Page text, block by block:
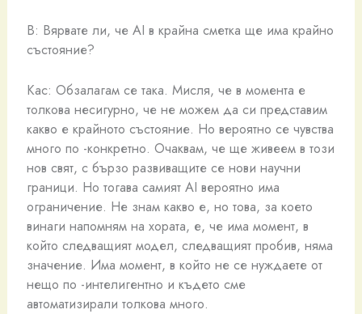
В: Вярвате ли, че AI в крайна сметка ще има крайно
състояние?
Кас: Обзалагам се така. Мисля, че в момента е
толкова несигурно, че не можем да си представим
какво е крайното състояние. Но вероятно се чувства
много по -конкретно. Очаквам, че ще живеем в този
нов свят, с бързо развиващите се нови научни
граници. Но тогава самият AI вероятно има
ограничение. Не знам какво е, но това, за което
винаги напомням на хората, е, че има момент, в
който следващият модел, следващият пробив, няма
значение. Има момент, в който не се нуждаете от
нещо по -интелигентно и където сме
автоматизирали толкова много.